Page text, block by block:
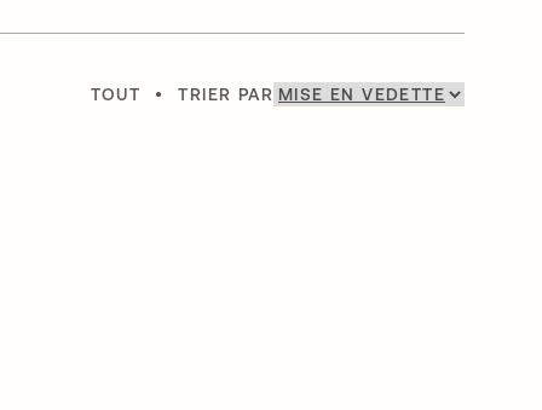
TOUT • TRIER PAR